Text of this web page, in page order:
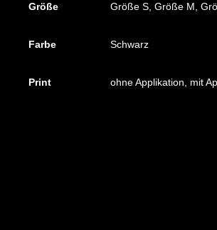
Größe Größe S, Größe M,
Farbe Schwarz
Print ohne Applikation, mit